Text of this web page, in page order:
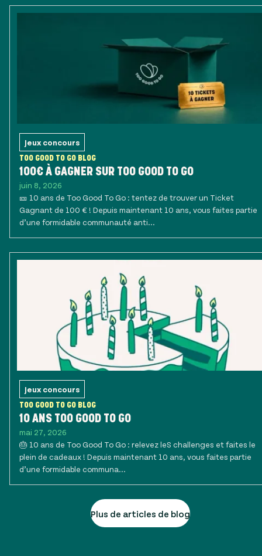
Jeux concours
TOO GOOD TO GO BLOG
100€ À GAGNER SUR TOO GOOD TO GO
juin 8, 2026
🎫 10 ans de Too Good To Go : tentez de trouver un Ticket
Gagnant de 100 € ! Depuis maintenant 10 ans, vous faites partie
d’une formidable communauté anti...
Jeux concours
TOO GOOD TO GO BLOG
10 ANS TOO GOOD TO GO
mai 27, 2026
🎂 10 ans de Too Good To Go : relevez leS challenges et faites le
plein de cadeaux ! Depuis maintenant 10 ans, vous faites partie
d’une formidable communa...
Plus de articles de blog